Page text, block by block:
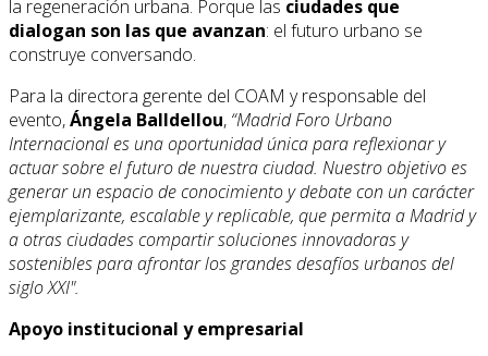
la regeneración urbana. Porque las ciudades que
dialogan son las que avanzan: el futuro urbano se
construye conversando.
Para la directora gerente del COAM y responsable del
evento,Ángela Balldellou, “Madrid Foro Urbano
Internacional es una oportunidad única para reflexionar y
actuar sobre el futuro de nuestra ciudad. Nuestro objetivo es
generar un espacio de conocimiento y debate con un carácter
ejemplarizante, escalable y replicable, que permita a Madrid y
a otras ciudades compartir soluciones innovadoras y
sostenibles para afrontar los grandes desafíos urbanos del
siglo XXI".
Apoyo institucional y empresarial